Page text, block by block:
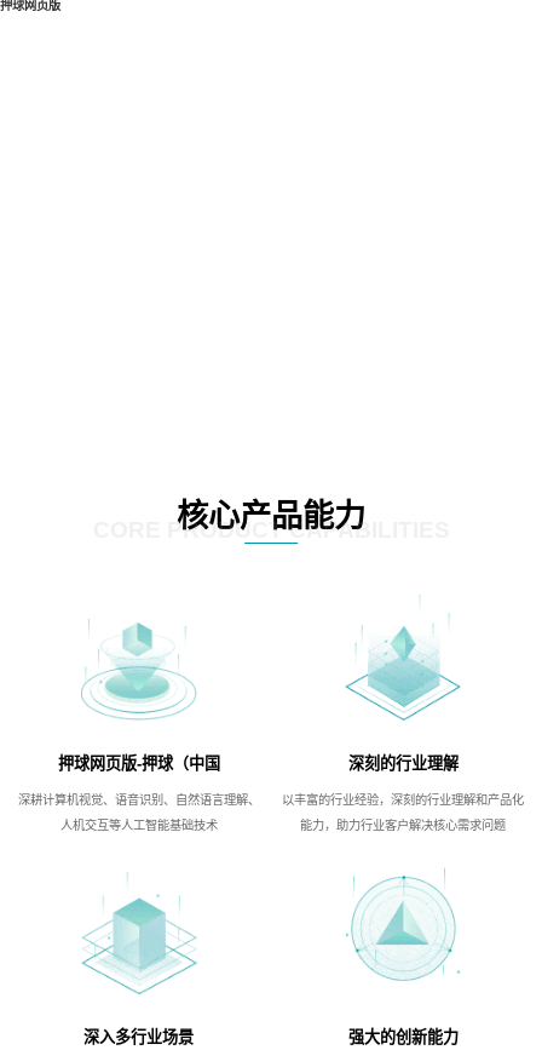
押球网页版
核心产品能力
CORE PRODUCT CAPABILITIES
押球网页版-押球（中国
深耕计算机视觉、语音识别、自然语言理解、
人机交互等人工智能基础技术
深刻的行业理解
以丰富的行业经验，深刻的行业理解和产品化
能力，助力行业客户解决核心需求问题
深入多行业场景 强大的创新能力